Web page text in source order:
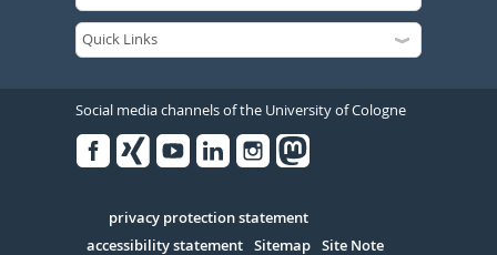
Social media channels of the University of Cologne
Serivce
privacy protection statement
accessibility statement Sitemap Site Note